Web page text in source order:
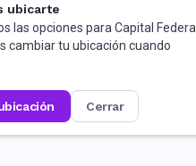
ubicarte
las opciones para Capital Federal
cambiar tu ubicación cuando
cerrar